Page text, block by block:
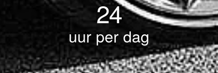
24
uur per dag